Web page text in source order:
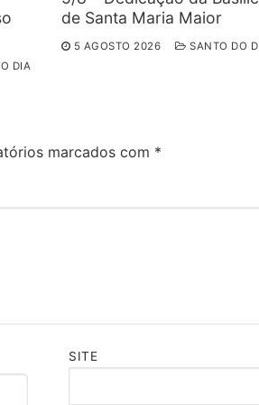
DIA
de Santa Maria Maior
5 AGOSTO 2026 SANTO DO
marcados com *
SITE